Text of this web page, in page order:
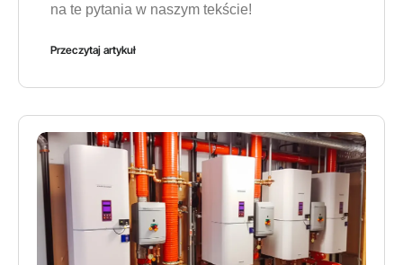
na te pytania w naszym tekście!
Przeczytaj artykuł